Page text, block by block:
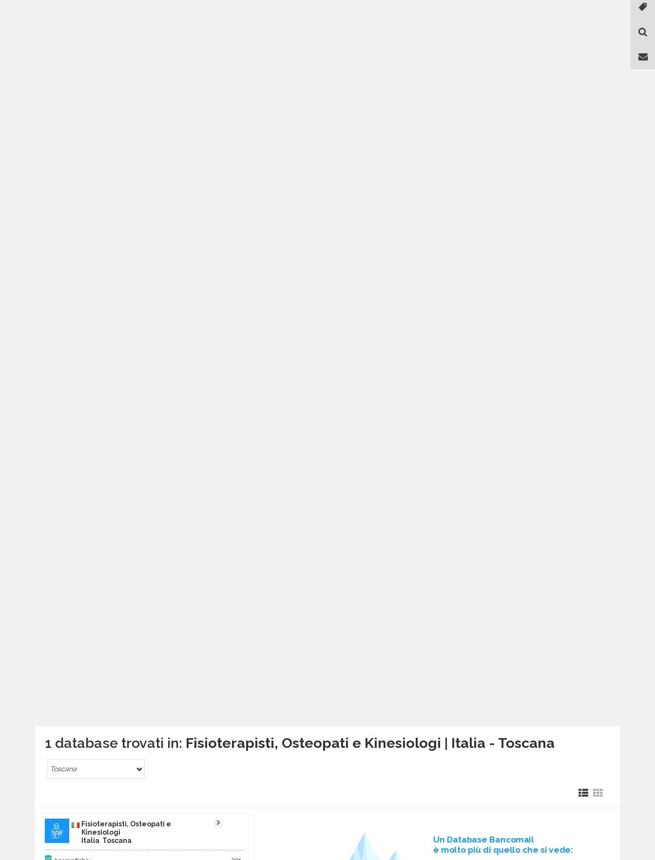
1 database trovati in: Fisioterapisti, Osteopati e Kinesiologi | Italia - Toscana
Toscana
Fisioterapisti, Osteopati e
Kinesiologi
Italia Toscana
Un Database Bancomail
è molto più di quello che si vede: